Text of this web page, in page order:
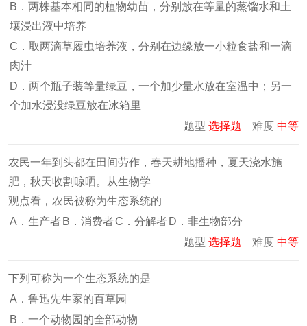
B．两株基本相同的植物幼苗，分别放在等量的蒸馏水和土
壤浸出液中培养
C．取两滴草履虫培养液，分别在边缘放一小粒食盐和一滴
肉汁
D．两个瓶子装等量绿豆，一个加少量水放在室温中；另一
个加水浸没绿豆放在冰箱里
题型 选择题 难度 中等
农民一年到头都在田间劳作，春天耕地播种，夏天浇水施
肥，秋天收割晾晒。从生物学
观点看，农民被称为生态系统的
A．生产者 B．消费者C．分解者 D．非生物部分
题型 选择题 难度 中等
下列可称为一个生态系统的是
A．鲁迅先生家的百草园
B．一个动物园的全部动物